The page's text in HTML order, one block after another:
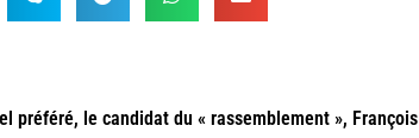
préféré, le candidat du « rassemblement », François